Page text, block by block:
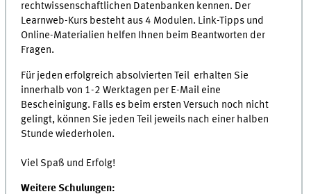
rechtwissenschaftlichen Datenbanken kennen. Der
Learnweb-Kurs besteht aus 4 Modulen. Link-Tipps und
Online-Materialien helfen Ihnen beim Beantworten der
Fragen.
Für jeden erfolgreich absolvierten Teil erhalten Sie
innerhalb von 1-2 Werktagen per E-Mail eine
Bescheinigung. Falls es beim ersten Versuch noch nicht
gelingt, können Sie jeden Teil jeweils nach einer halben
Stunde wiederholen.
Viel Spaß und Erfolg!
Weitere Schulungen: